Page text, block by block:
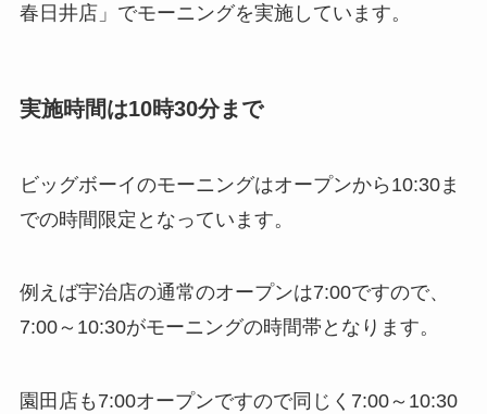
春日井店」でモーニングを実施しています。
実施時間は10時30分まで
ビッグボーイのモーニングはオープンから10:30ま
での時間限定となっています。
例えば宇治店の通常のオープンは7:00ですので、
7:00～10:30がモーニングの時間帯となります。
園田店も7:00オープンですので同じく7:00～10:30